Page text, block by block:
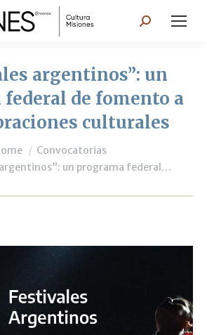
Search:
argentinos”: un
de fomento a
culturales
Convocatorias
un programa federal…